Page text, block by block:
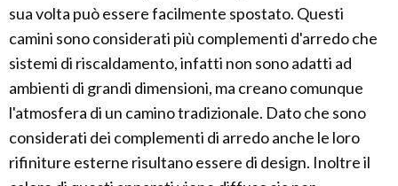
sua volta può essere facilmente spostato. Questi
camini sono considerati più complementi d'arredo che
sistemi di riscaldamento, infatti non sono adatti ad
ambienti di grandi dimensioni, ma creano comunque
l'atmosfera di un camino tradizionale. Dato che sono
considerati dei complementi di arredo anche le loro
rifiniture esterne risultano essere di design. Inoltre il